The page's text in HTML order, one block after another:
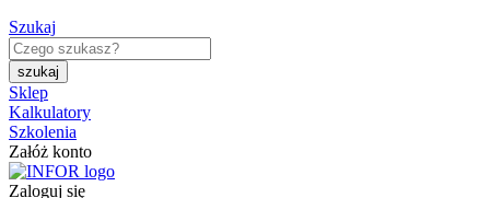
Szukaj
Sklep
Kalkulatory
Szkolenia
Załóż konto
Zaloguj się